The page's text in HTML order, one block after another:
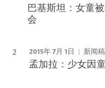
巴基斯坦：女童
会
2015年 7月 1日 新闻稿
孟加拉：少女因